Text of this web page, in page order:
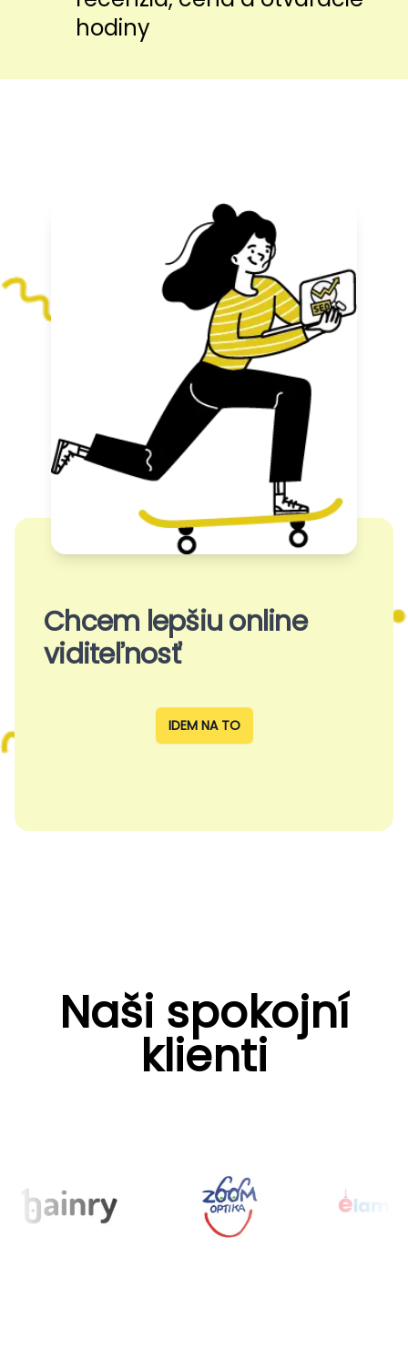
hodiny
Chcem lepšiu online
viditeľnosť
IDEM NA TO
Naši spokojní
klienti